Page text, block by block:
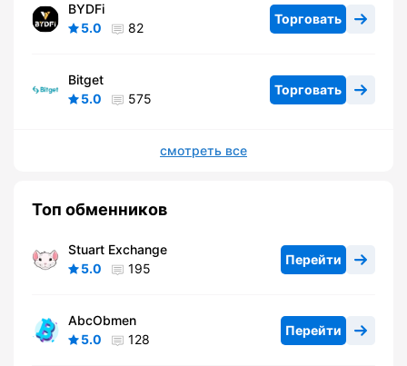
BYDFi
5.0
82
Торговать
Bitget
5.0
575
Торговать
смотреть все
Топ обменников
Stuart Exchange
5.0
195
Перейти
AbcObmen
5.0
128
Перейти